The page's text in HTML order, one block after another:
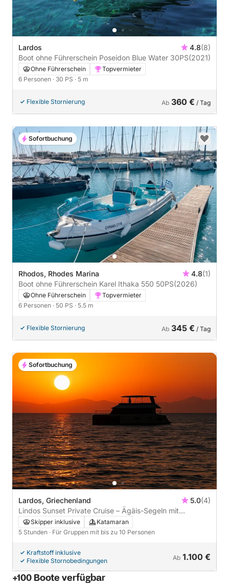
Lardos 4.8(8)
Boot ohne Führerschein Poseidon Blue Water 30PS(2021)
Ohne Führerschein
Topvermieter
6 Personen · 30 PS · 5 m
Flexible Stornierung Ab 360 € / Tag
Rhodos, Rhodes Marina 4.8(1)
Boot ohne Führerschein Karel Ithaka 550 50PS(2026)
Ohne Führerschein
Topvermieter
6 Personen · 50 PS · 5.5 m
Flexible Stornierung Ab 345 € / Tag
Sofortbuchung
Lardos, Griechenland 5.0(4)
Lindos Sunset Private Cruise – Ägäis-Segeln mit
goldenen Aussichten
Skipper inklusive
Katamaran
5 Stunden · Für Gruppen mit bis zu 10 Personen
Kraftstoff inklusive
Flexible Stornobedingungen
Ab 1.100 €
Sofortbuchung
+100 Boote verfügbar